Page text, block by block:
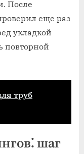
После
еще раз
укладкой
повторной
труб
шаг